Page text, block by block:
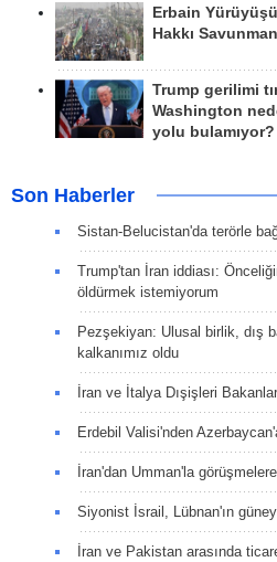
Erbain
Hakkı
Trump gerilimi
Washington
yolu bulamıyor?
Son Haberler
Sistan-Belucistan'da terörle
Trump'tan İran iddiası:
öldürmek istemiyorum
Pezşekiyan: Ulusal birlik, dış
kalkanımız oldu
İran ve İtalya Dışişleri
Erdebil Valisi'nden
İran'dan Umman'la
Siyonist İsrail, Lübnan'ın
İran ve Pakistan arasında